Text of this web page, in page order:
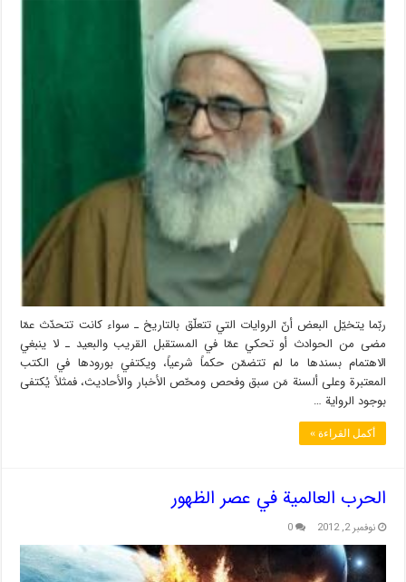
ربّما يتخيّل البعض أنّ الروايات التي تتعلّق بالتاريخ ـ سواء كانت تتحدّث عمّا
مضى من الحوادث أو تحكي عمّا في المستقبل القريب والبعيد ـ لا ينبغي
الاهتمام بسندها ما لم تتضمّن حكماً شرعياً، ويكتفي بورودها في الكتب
المعتبرة وعلى ألسنة مَن سبق وفحص ومحّص الأخبار والأحاديث، فمثلاً يُكتفى
بوجود الرواية …
أكمل القراءة »
الحرب العالمية في عصر الظهور
نوفمبر 2, 2012 0